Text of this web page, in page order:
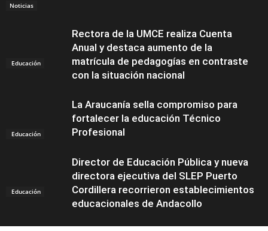
Noticias
Educación
Rectora de la UMCE realiza Cuenta
Anual y destaca aumento de la
matrícula de pedagogías en contraste
con la situación nacional
Educación
La Araucanía sella compromiso para
fortalecer la educación Técnico
Profesional
Educación
Director de Educación Pública y nueva
directora ejecutiva del SLEP Puerto
Cordillera recorrieron establecimientos
educacionales de Andacollo